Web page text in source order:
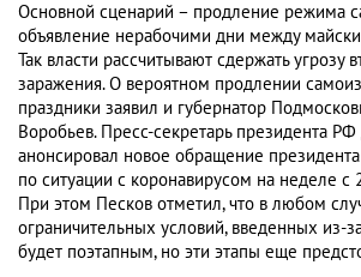
Основной сценарий – продление режима
объявление нерабочими дни между
Так власти рассчитывают сдержать угрозу
заражения. О вероятном продлении
праздники заявил и губернатор
Воробьев. Пресс-секретарь президента
анонсировал новое обращение
по ситуации с коронавирусом на неделе с
При этом Песков отметил, что в любом
ограничительных условий, введенных из-
будет поэтапным, но эти этапы еще